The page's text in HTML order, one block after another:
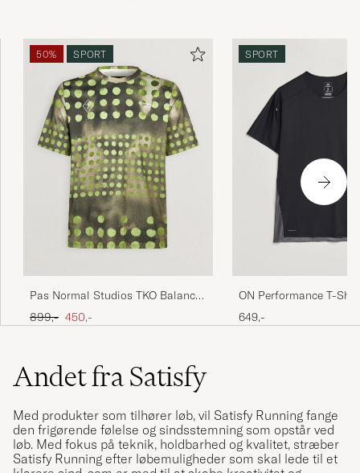
50% SPORT
Pas Normal Studios TKO Balance
T-Shirt Moss Green
Ordinary pris
899,- Nedsat pris
450,-
SPORT
ON Performance T-
649,-
Andet fra Satisfy
Med produkter som tilhører løb, vil Satisfy Running fange
den frigørende følelse og sindsstemning som opstår ved
løb. Med fokus på teknik, holdbarhed og kvalitet, stræber
Satisfy Running efter løbemuligheder som skal lede til et